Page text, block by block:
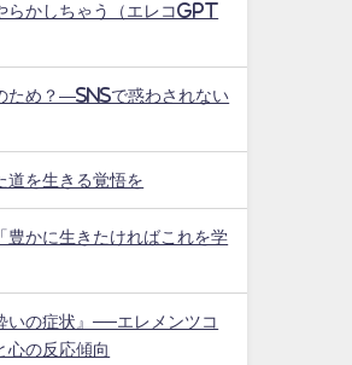
らかしちゃう（エレコGPT
ため？—SNSで惑わされない
道を生きる覚悟を
豊かに生きたければこれを学
いの症状』──エレメンツコ
心の反応傾向